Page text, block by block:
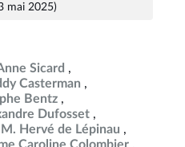
mai 2025)
Sicard
Casterman
Bentz
Dufosset
M. Hervé de Lépinau